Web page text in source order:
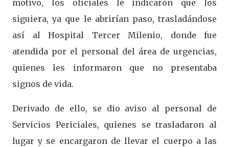
motivo, los oficiales le indicaron que los
siguiera, ya que le abrirían paso, trasladándose
así al Hospital Tercer Milenio, donde fue
atendida por el personal del área de urgencias,
quienes les informaron que no presentaba
signos de vida.
Derivado de ello, se dio aviso al personal de
Servicios Periciales, quienes se trasladaron al
lugar y se encargaron de llevar el cuerpo a las